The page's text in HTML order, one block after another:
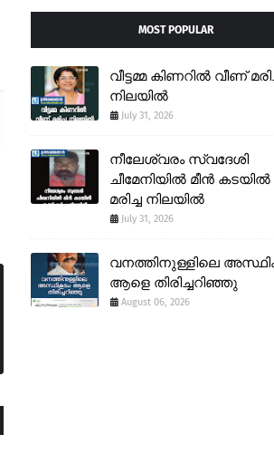
MOST POPULAR
വീട്ടമ്മ കിണറിൽ വീണ്
നിലയിൽ
July 31, 2026
നീലേശ്വരം സ്വദേശി
ചീമേനിയിൽ മീൻ
മരിച്ച നിലയിൽ
July 31, 2026
വനത്തിനുള്ളിലെ
ആളെ തിരിച്ചറിഞ്ഞു
August 06, 2026